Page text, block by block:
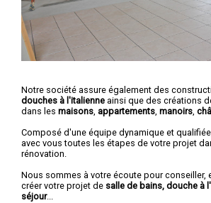
Notre société assure également des
douches à l'italienne ainsi que des créations
dans les maisons, appartements, manoirs,
Composé d'une équipe dynamique et
avec vous toutes les étapes de votre projet
rénovation.
Nous sommes à votre écoute pour conseiller,
créer votre projet de salle de bains, douche à
séjour...